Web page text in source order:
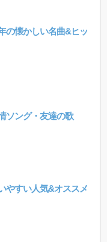
の懐かしい名曲&ヒッ
ソング・友達の歌
やすい人気&オススメ